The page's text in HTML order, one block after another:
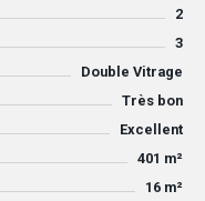
2
3
Double Vitrage
Très bon
Excellent
401 m²
16 m²